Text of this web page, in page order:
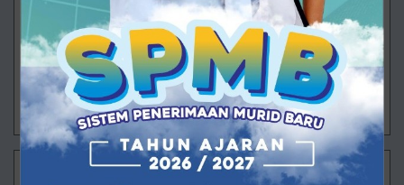
Ajibarang – Semangat baru mengawali aktivitas
pembelajaran di SMK Muhammadiyah 1 Ajibarang
pada Senin (20/7/2026). Untuk pertama kalinya
setelah rangkaian Masa Pengenalan Lingkung
29/07/2026 13:38 - Oleh Administrator - Dilihat 91 kali
Langkah Pertama ARVISTAR Menuju Masa Depan